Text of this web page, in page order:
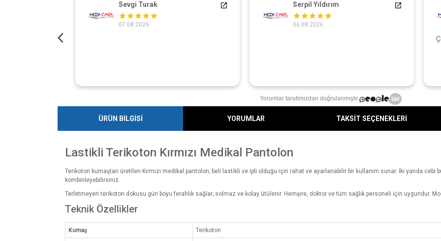
Sevgi Turak
07.08.2026
Serpil Yıldırım
06.08.2026
Yorumlar tarafımızdan doğrulanmıştır.
ÜRÜN BİLGİSİ YORUMLAR TAKSİT SEÇENEKLERİ
Lastikli Terikoton Kırmızı Medikal Pantolon
Terikoton kumaştan üretilen Kırmızı medikal pantolon; beli lastikli ve ipli olduğu için rahat ve ayarlanabilir bir kullanım sunar. İki yanda cebi
kombinleyebilirsiniz.
Terletmeyen terikoton dokusu gün boyu ferahlık sağlar; solmaz ve kolay ütülenir. Hemşire, doktor ve tüm sağlık personeli için uygundur.
Teknik Özellikler
Kumaş Terikoton